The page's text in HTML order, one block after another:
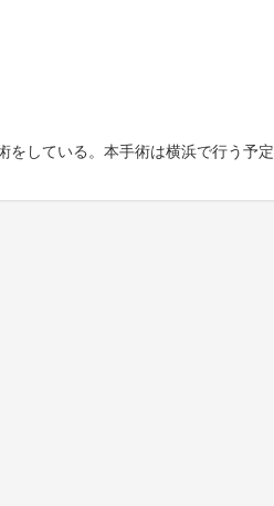
をしている。本手術は横浜で行う予定